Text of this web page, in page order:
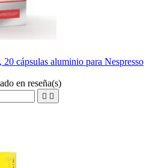
cápsulas aluminio para Nespresso
en reseña(s)
 